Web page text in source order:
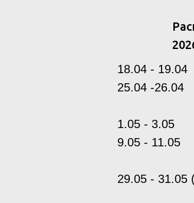
18.04 - 19.04
25.04 -26.04
1.05 - 3.05
9.05 - 11.05
29.05 - 31.05